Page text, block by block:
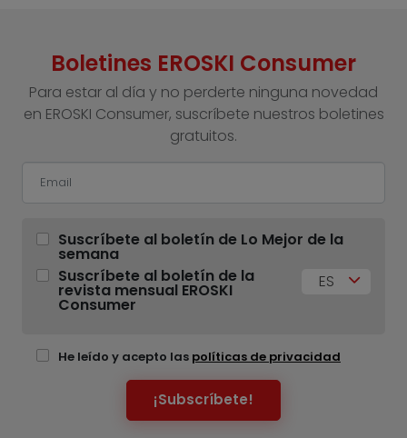
Boletines EROSKI Consumer
Para estar al día y no perderte ninguna novedad
en EROSKI Consumer, suscríbete nuestros boletines
gratuitos.
Suscríbete al boletín de Lo Mejor de la
semana
Suscríbete al boletín de la
revista mensual EROSKI
Consumer
ES
He leído y acepto las políticas de privacidad
¡Subscríbete!